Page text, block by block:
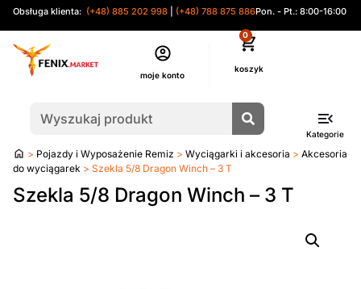
Obsługa klienta: (+48) 885 202 998 (+48) 788 875 886Pon. - Pt.: 8:00-16:00
moje konto
0
Kategorie
Strona
główna
> Pojazdy i Wyposażenie Remiz > Wyciągarki i akcesoria > Akcesoria
do wyciągarek > Szekla 5/8 Dragon Winch – 3 T
Szekla 5/8 Dragon Winch – 3 T